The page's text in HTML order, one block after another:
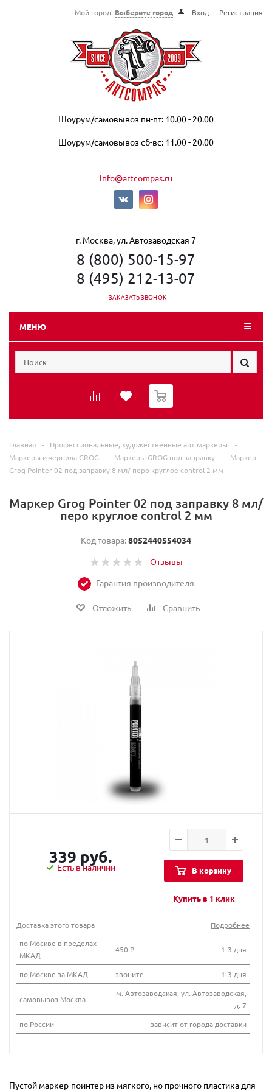
Мой город: Выберите город Вход Регистрация
Шоурум/самовывоз пн-пт: 10.00 - 20.00
Шоурум/самовывоз сб-вс: 11.00 - 20.00
info@artcompas.ru
г. Москва, ул. Автозаводская 7
8 (800) 500-15-97
8 (495) 212-13-07
ЗАКАЗАТЬ ЗВОНОК
МЕНЮ
0
Главная - Профессиональные, художественные арт маркеры
-
Маркеры и чернила GROG
- Маркеры GROG под заправку -
Маркер
Grog Pointer 02 под заправку 8 мл/ перо круглое control 2 мм
Маркер Grog Pointer 02 под заправку 8 мл/
перо круглое control 2 мм
Код товара:8052440554034
Отзывы
Гарантия производителя
Отложить Сравнить
339 руб.
Есть в наличии В корзину
Купить в 1 клик
Доставка этого товара
Подробнее
по Москве в пределах
МКАД
450 Р 1-3 дня
по Москве за МКАД звоните 1-3 дня
самовывоз Москва
м. Автозаводская, ул. Автозаводская,
д. 7
по России
зависит от города доставки
Пустой маркер-поинтер из мягкого, но прочного пластика для